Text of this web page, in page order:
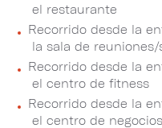
el restaurante
Recorrido desde la
la sala de
Recorrido desde la
el centro de fitness
Recorrido desde la
el centro de negocios